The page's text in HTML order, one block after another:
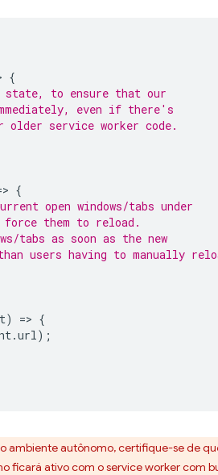
{
to ensure that our
even if there's
service worker code.
> {
open windows/tabs under
them to reload.
tabs as soon as the new
users having to manually
) => {
.url);
ambiente autônomo, certifique-se de
ficará ativo com o service worker com